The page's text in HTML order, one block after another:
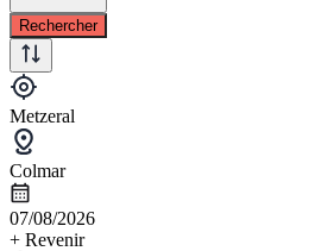
Rechercher
Metzeral
Colmar
07/08/2026
+ Revenir